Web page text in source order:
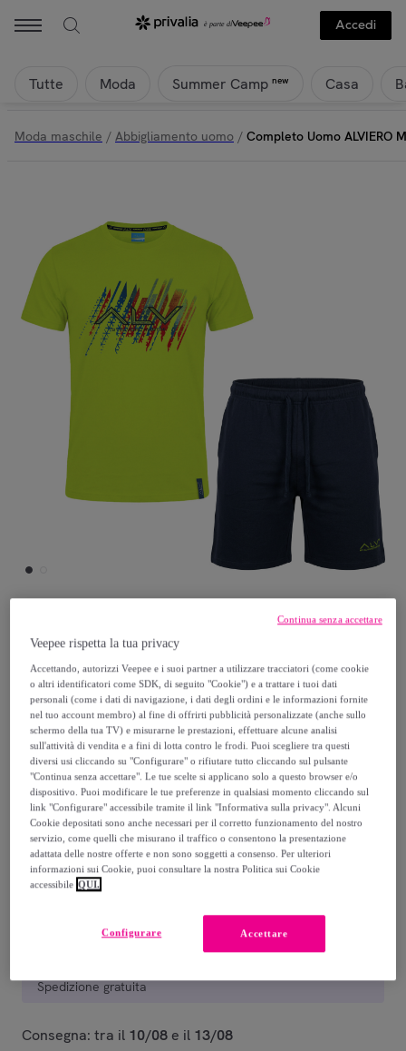
Accedi
Tutte Moda Summer Camp new Casa
Moda maschile / Abbigliamento uomo / Completo Uomo ALVIERO
Alviero Martini
Completo Uomo ALVIERO MARTINI Manica
Corta Cotone
17,99 €
34,99 €
-48 %
Venduto daiMe_Company
Spedizione gratuita
Consegna: tra il 10/08 e il 13/08
Veepee rispetta la tua privacy
Accettando, autorizzi Veepee e i suoi partner a utilizzare tracciatori (come cookie
o altri identificatori come SDK, di seguito "Cookie") e a trattare i tuoi dati
personali (come i dati di navigazione, i dati degli ordini e le informazioni fornite
nel tuo account membro) al fine di offrirti pubblicità personalizzate (anche sullo
schermo della tua TV) e misurarne le prestazioni, effettuare alcune analisi
sull'attività di vendita e a fini di lotta contro le frodi. Puoi scegliere tra questi
diversi usi cliccando su "Configurare" o rifiutare tutto cliccando sul pulsante
"Continua senza accettare". Le tue scelte si applicano solo a questo browser e/o
dispositivo. Puoi modificare le tue preferenze in qualsiasi momento cliccando sul
link "Configurare" accessibile tramite il link "Informativa sulla privacy". Alcuni
Cookie depositati sono anche necessari per il corretto funzionamento del nostro
servizio, come quelli che misurano il traffico o consentono la presentazione
adattata delle nostre offerte e non sono soggetti a consenso. Per ulteriori
informazioni sui Cookie, puoi consultare la nostra Politica sui Cookie
accessibile QUI.
Accettare
Configurare
Continua senza accettare